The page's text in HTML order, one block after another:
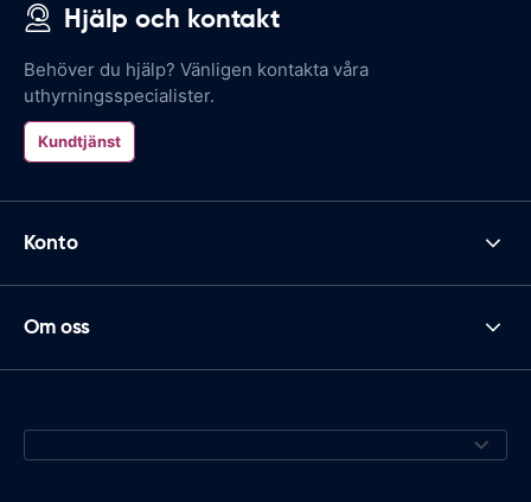
Hjälp och kontakt
Behöver du hjälp? Vänligen kontakta våra
uthyrningsspecialister.
Kundtjänst
Konto
Om oss